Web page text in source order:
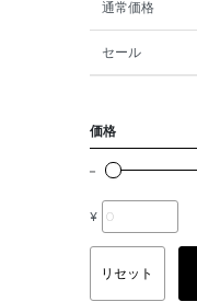
パール
ムーンストーン
トルマリン
オパール
通常価格
セール
価格
¥
リセット